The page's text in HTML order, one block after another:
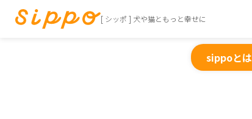
[ シッポ ] 犬や猫ともっと幸せに
sippoとは